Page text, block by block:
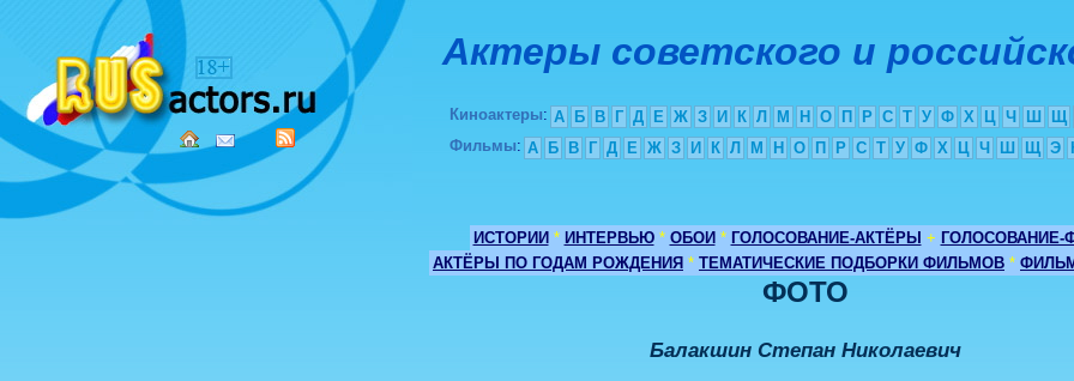
Актеры советского и
Киноактеры: А Б В Г Д Е Ж З И К Л М Н О П Р С Т У Ф Х Ц Ч Ш
Щ
Фильмы: А Б В Г Д Е Ж З И К Л М Н О П Р С Т У Ф Х Ц Ч Ш Щ Э
ИСТОРИИ * ИНТЕРВЬЮ * ОБОИ * ГОЛОСОВАНИЕ-АКТЁРЫ +
АКТЁРЫ ПО ГОДАМ РОЖДЕНИЯ * ТЕМАТИЧЕСКИЕ ПОДБОРКИ ФИЛЬМОВ *
ФОТО
Балакшин Степан Николаевич